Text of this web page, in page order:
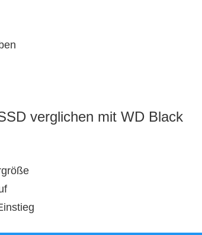
verglichen mit WD Black